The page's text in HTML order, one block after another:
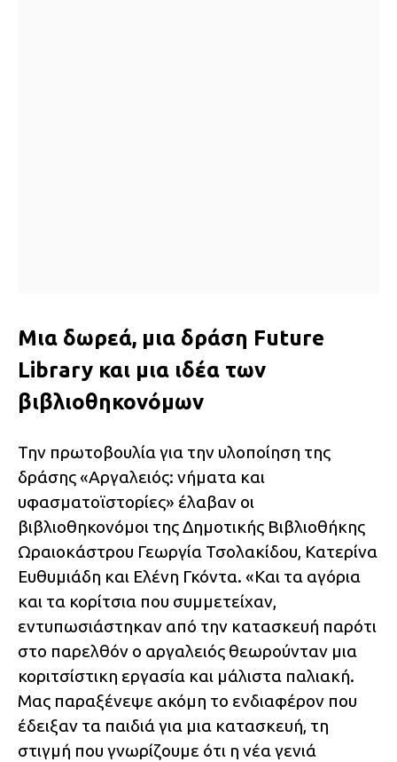
Μια δωρεά, μια δράση Future
Library και μια ιδέα των
βιβλιοθηκονόμων
Την πρωτοβουλία για την υλοποίηση της
δράσης «Αργαλειός: νήματα και
υφασματοϊστορίες» έλαβαν οι
βιβλιοθηκονόμοι της Δημοτικής Βιβλιοθήκης
Ωραιοκάστρου Γεωργία Τσολακίδου, Κατερίνα
Ευθυμιάδη και Ελένη Γκόντα. «Και τα αγόρια
και τα κορίτσια που συμμετείχαν,
εντυπωσιάστηκαν από την κατασκευή παρότι
στο παρελθόν ο αργαλειός θεωρούνταν μια
κοριτσίστικη εργασία και μάλιστα παλιακή.
Μας παραξένεψε ακόμη το ενδιαφέρον που
έδειξαν τα παιδιά για μια κατασκευή, τη
στιγμή που γνωρίζουμε ότι η νέα γενιά